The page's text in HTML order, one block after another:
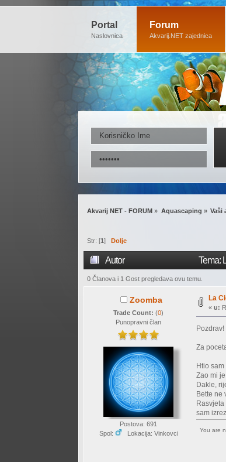
Portal
Naslovnica
Forum
Akvarij.NET zajednica
Akvarij NET - FORUM » Aquascaping » Vaši
Str: [1] Dolje
Autor Tema:
0 Članova i 1 Gost pregledava ovu temu.
Zoomba
Trade Count:(0)
Punopravni član
Postova: 691
Spol:
Lokacija: Vinkovci
La
«u:
Pozdrav!
Za
Htio
Zao mi
Dakle,
Bette ne
sam
You are